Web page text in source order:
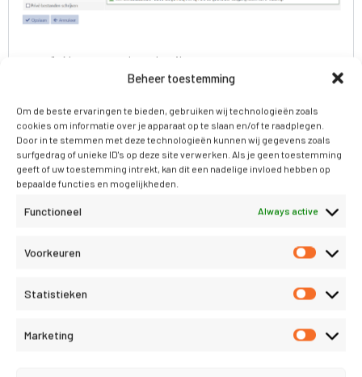
Beheer toestemming
Om de beste ervaringen te bieden, gebruiken wij technologieën zoals
cookies om informatie over je apparaat op te slaan en/of te raadplegen.
Door in te stemmen met deze technologieën kunnen wij gegevens zoals
surfgedrag of unieke ID's op deze site verwerken. Als je geen toestemming
geeft of uw toestemming intrekt, kan dit een nadelige invloed hebben op
bepaalde functies en mogelijkheden.
Functioneel Always active
Voorkeuren
Statistieken
Marketing
Naam van de gebruikersgroep
Financiële rechten van de gebruikersgroep
boekingsperiode
Relatiebeheerrechten van de gebruikersgroep
Mailing gebruikersrechten van de
gebruikersgroep
Voorbeelden